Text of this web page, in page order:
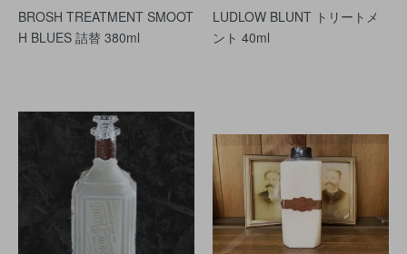
BROSH TREATMENT SMOOT
H BLUES 詰替 380ml
LUDLOW BLUNT トリートメ
ント 40ml